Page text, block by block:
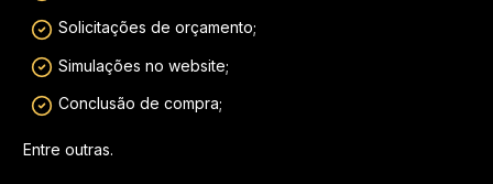
Solicitações de orçamento;
Simulações no website;
Conclusão de compra;
Entre outras.